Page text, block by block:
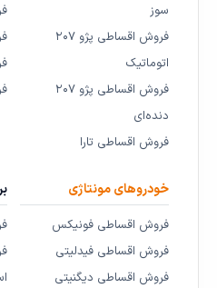
سوز
فروش اقساطی پژو ۲۰۷
اتوماتیک
فروش اقساطی پژو ۲۰۷
دنده‌ای
فروش اقساطی تارا
خودروهای مونتاژی
فروش اقساطی فونیکس
فروش اقساطی فیدلیتی
فروش اقساطی دیگنیتی